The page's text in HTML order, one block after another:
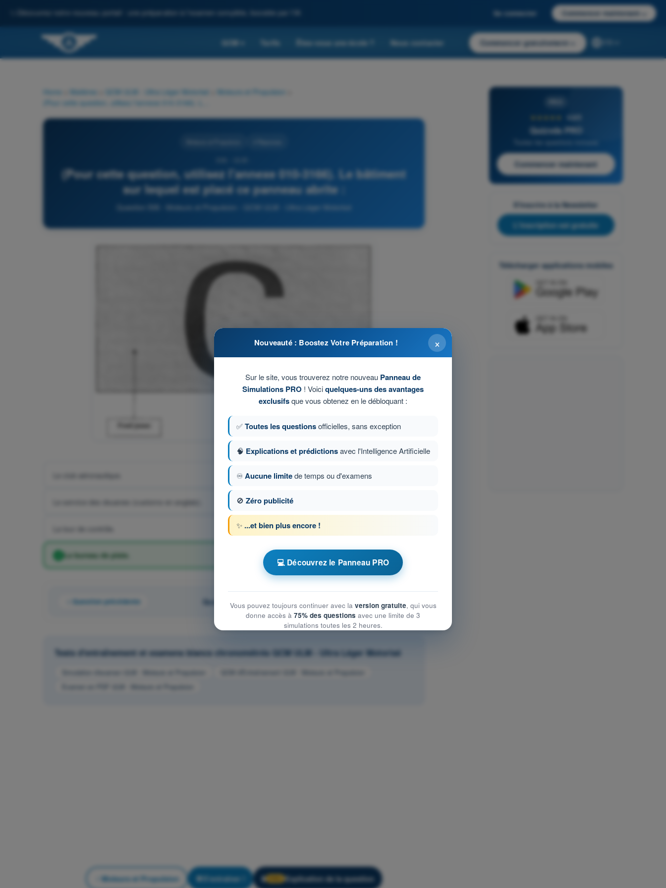
Découvrez notre nouveau portail : une préparation à l'examen complète, boostée par l'IA Se connecter Commencer maintenant
QCM Tarifs Êtes-vous une école ? Nous contacter Commencer gratuitement
Home Matières QCM ULM - Ultra Léger Motorisé Moteurs et Propulsion
(Pour cette question, utilisez l'annexe 010-3166). Le bâtiment
sur lequel est placé ce panneau abrite :
Question 506 - Moteurs et Propulsion - QCM ULM - Ultra Léger Motorisé
Le club aéronautique.
Le service des douanes (customs en anglais).
Le bureau de piste.
Question précédente Question 95 sur 101 Question suivante
Tests d'entraînement et examens blancs chronométrés QCM ULM - Ultra Léger Motorisé
Moteurs et Propulsion S'entraîner ! 🔒 Explication de la question
4,6/5
Quizvds PRO
Commencer maintenant
S'inscrire à la Newsletter
L'inscription est gratuite
Télécharger applications mobiles
×
Nouveauté : Boostez Votre Préparation !
Sur le site, vous trouverez notre nouveau Panneau de
Simulations PRO ! Voiciquelques-uns des avantages
exclusifsque vous obtenez en le débloquant :
✅Toutes les questionsofficielles, sans exception
🧠 Explications et prédictionsavec l'Intelligence Artificielle
♾️Aucune limitede temps ou d'examens
🚫 Zéro publicité
✨ ...et bien plus encore !
💻 Découvrez le Panneau PRO
Vous pouvez toujours continuer avec la version gratuite, qui vous
donne accès à 75% des questions avec une limite de 3
simulations toutes les 2 heures.